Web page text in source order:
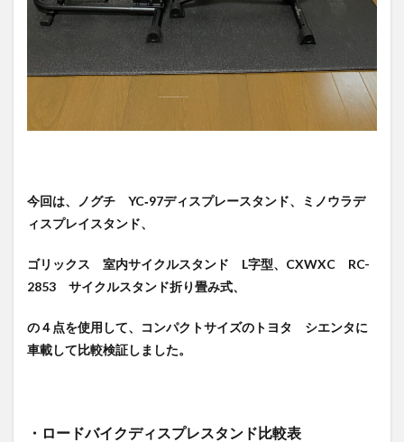
今回は、ノグチ YC‐97ディスプレースタンド、ミノウラデ
ィスプレイスタンド、
ゴリックス 室内サイクルスタンド L字型、CXWXC RC-
2853 サイクルスタンド折り畳み式、
の４点を使用して、コンパクトサイズのトヨタ シエンタに
車載して比較検証しました。
・ロードバイクディスプレスタンド比較表